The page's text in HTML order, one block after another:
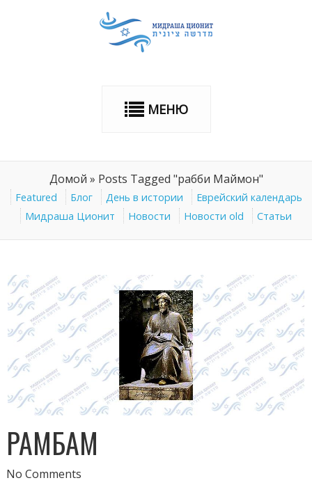
МЕНЮ
Домой » Posts Tagged "рабби Маймон"
Featured Блог День в истории
Еврейский календарь
Мидраша Ционит
Новости Новости old Статьи
РАМБАМ
No Comments